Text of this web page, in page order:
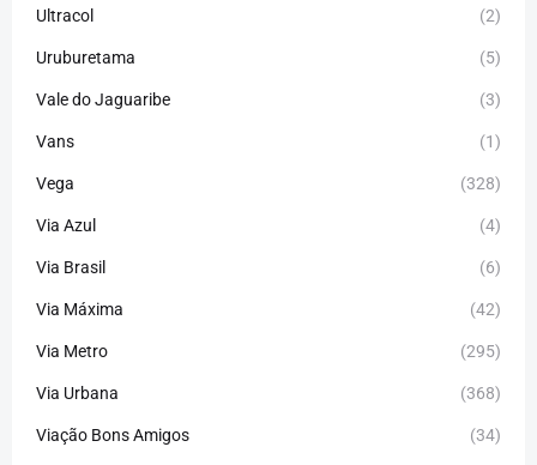
Ultracol (2)
Uruburetama (5)
Vale do Jaguaribe (3)
Vans (1)
Vega (328)
Via Azul (4)
Via Brasil (6)
Via Máxima (42)
Via Metro (295)
Via Urbana (368)
Viação Bons Amigos (34)